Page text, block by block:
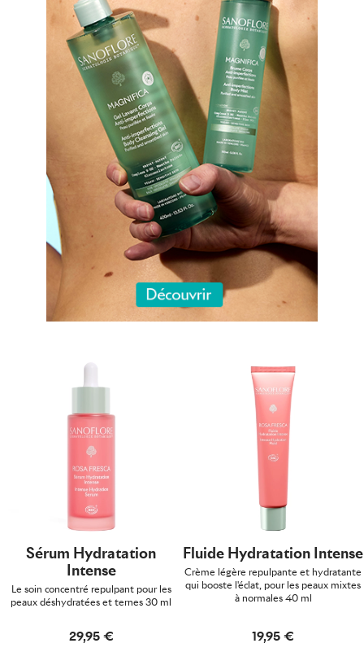
Sérum Hydratation
Intense
Le soin concentré repulpant pour les
peaux déshydratées et ternes 30 ml
29,95 €
Fluide Hydratation Intense
Crème légère repulpante et hydratante
qui booste l'éclat, pour les peaux mixtes
à normales 40 ml
19,95 €